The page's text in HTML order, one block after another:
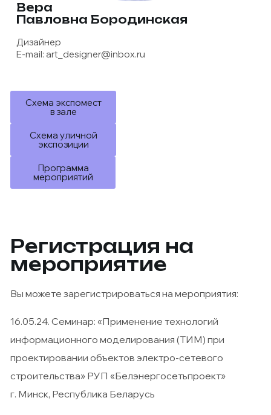
Вера
Павловна Бородинская
Дизайнер
E-mail: art_designer@inbox.ru
Схема экспомест
в зале
Схема уличной
экспозиции
Программа
мероприятий
Регистрация на
мероприятие
Вы можете зарегистрироваться на мероприятия:
16.05.24. Семинар: «Применение технологий
информационного моделирования (ТИМ) при
проектировании объектов электро-сетевого
строительства» РУП «Белэнергосетьпроект»
г. Минск, Республика Беларусь